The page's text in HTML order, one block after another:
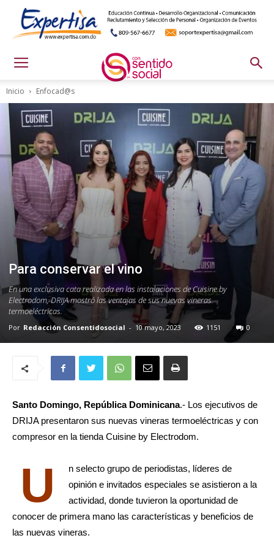
Inicio Enfocad@s
Para conservar el vino
En una exclusiva cata realizada en las instalaciones de Cuisine by
Electrodom, DRIJA mostró las ventajas de sus nuevas vineras
termoeléctricas.
Por Redacción Consentidosocial - 10 mayo, 2023 1151 0
Santo Domingo, República Dominicana.- Los ejecutivos de
DRIJA presentaron sus nuevas vineras termoeléctricas y con
compresor en la tienda Cuisine by Electrodom.
U
n selecto grupo de periodistas, líderes de
opinión e invitados especiales se asistieron a la
actividad, donde tuvieron la oportunidad de
conocer de primera mano las características y beneficios de
las nuevas vineras.